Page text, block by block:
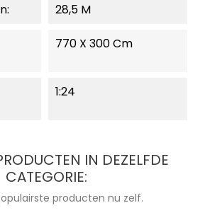
28,5 M
770 X 300 Cm
1:24
IN DEZELFDE
CATEGORIE:
producten nu zelf.